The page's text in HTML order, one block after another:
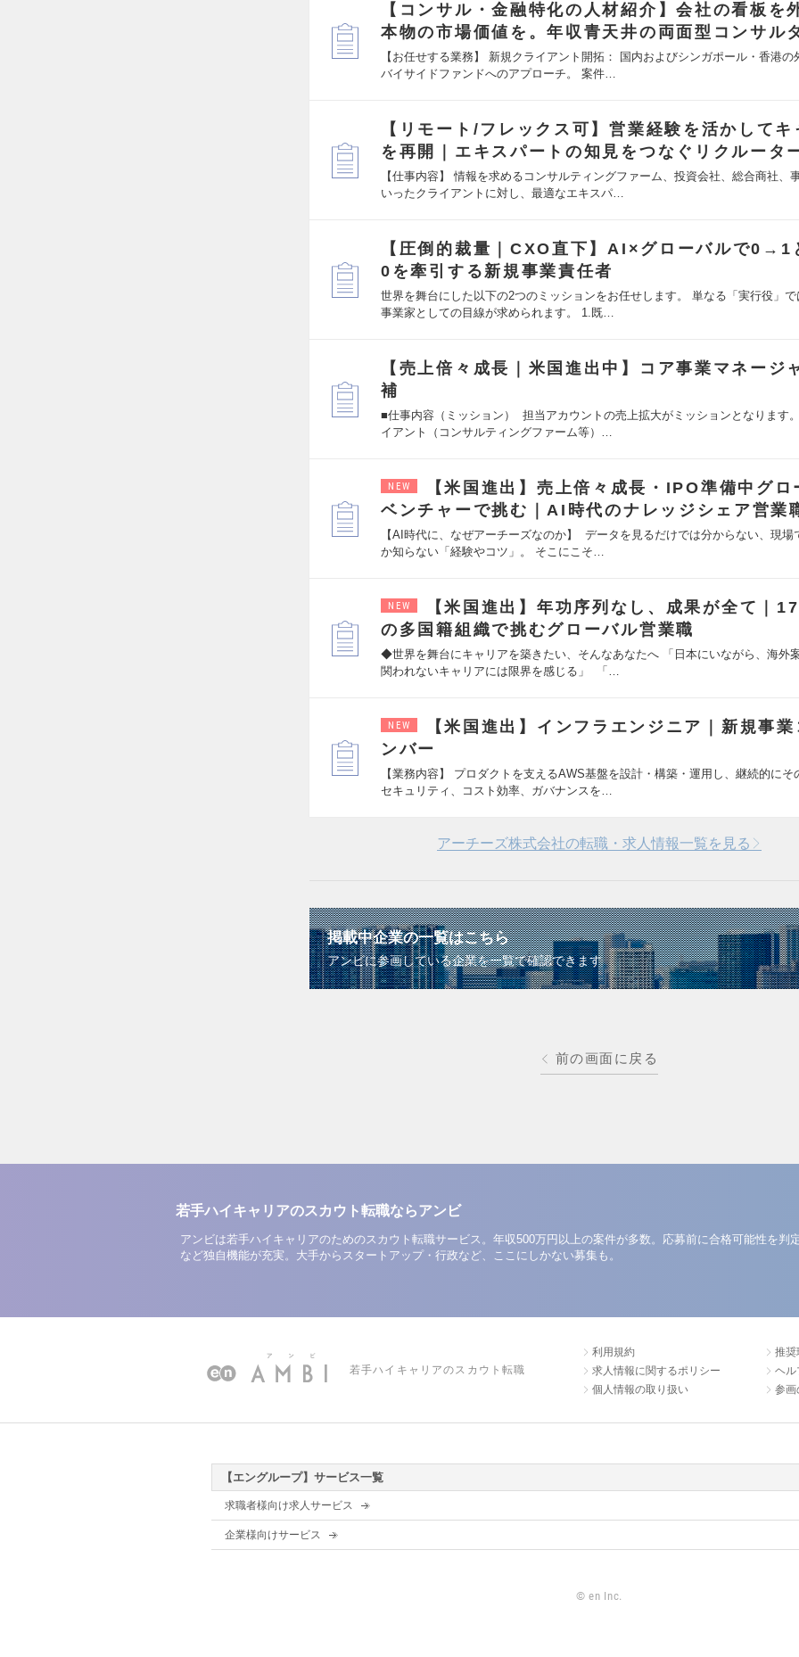
【コンサル・金融特化の人材紹介】会社の看板を
本物の市場価値を。年収青天井の両面型コンサル
【お任せする業務】 新規クライアント開拓： 国内およびシンガポール・香港の
バイサイドファンドへのアプローチ。 案件…
【リモート/フレックス可】営業経験を活かしてキ
を再開｜エキスパートの知見をつなぐリクルータ
【仕事内容】 情報を求めるコンサルティングファーム、投資会社、総合商社、
いったクライアントに対し、最適なエキスパ…
【圧倒的裁量｜CXO直下】AI×グローバルで
0を牽引する新規事業責任者
世界を舞台にした以下の2つのミッションをお任せします。 単なる「実行役」
事業家としての目線が求められます。 1.既…
【売上倍々成長｜米国進出中】コア事業マネージ
補
■仕事内容（ミッション） 担当アカウントの売上拡大がミッションとなります
イアント（コンサルティングファーム等）…
NEW
【米国進出】売上倍々成長・IPO準備中グロ
ベンチャーで挑む｜AI時代のナレッジシェア営業
【AI時代に、なぜアーチーズなのか】 データを見るだけでは分からない、現場
か知らない「経験やコツ」。 そこにこそ…
NEW
【米国進出】年功序列なし、成果が全て｜
の多国籍組織で挑むグローバル営業職
◆世界を舞台にキャリアを築きたい、そんなあなたへ 「日本にいながら、海外
関われないキャリアには限界を感じる」 「…
NEW
【米国進出】インフラエンジニア｜新規事
ンバー
【業務内容】 プロダクトを支えるAWS基盤を設計・構築・運用し、継続的にそ
セキュリティ、コスト効率、ガバナンスを…
アーチーズ株式会社の転職・求人情報一覧を見る
掲載中企業の一覧はこちら
アンビに参画している企業を一覧で確認できます
前の画面に戻る
若手ハイキャリアのスカウト転職ならアンビ
アンビは若手ハイキャリアのためのスカウト転職サービス。年収500万円以上の案件が多数。応募前に合格可能性を判
など独自機能が充実。大手からスタートアップ・行政など、ここにしかない募集も。
若手ハイキャリアのスカウト転職
利用規約
求人情報に関するポリシー
個人情報の取り扱い
推奨
ヘル
参画
【エングループ】サービス一覧
求職者様向け求人サービス
企業様向けサービス
© en Inc.